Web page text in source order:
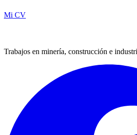
Mi CV
Trabajos en minería, construcción e